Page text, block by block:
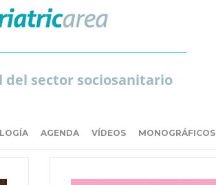
del sector sociosanitario
AGENDA VÍDEOS MONOGRÁFICOS